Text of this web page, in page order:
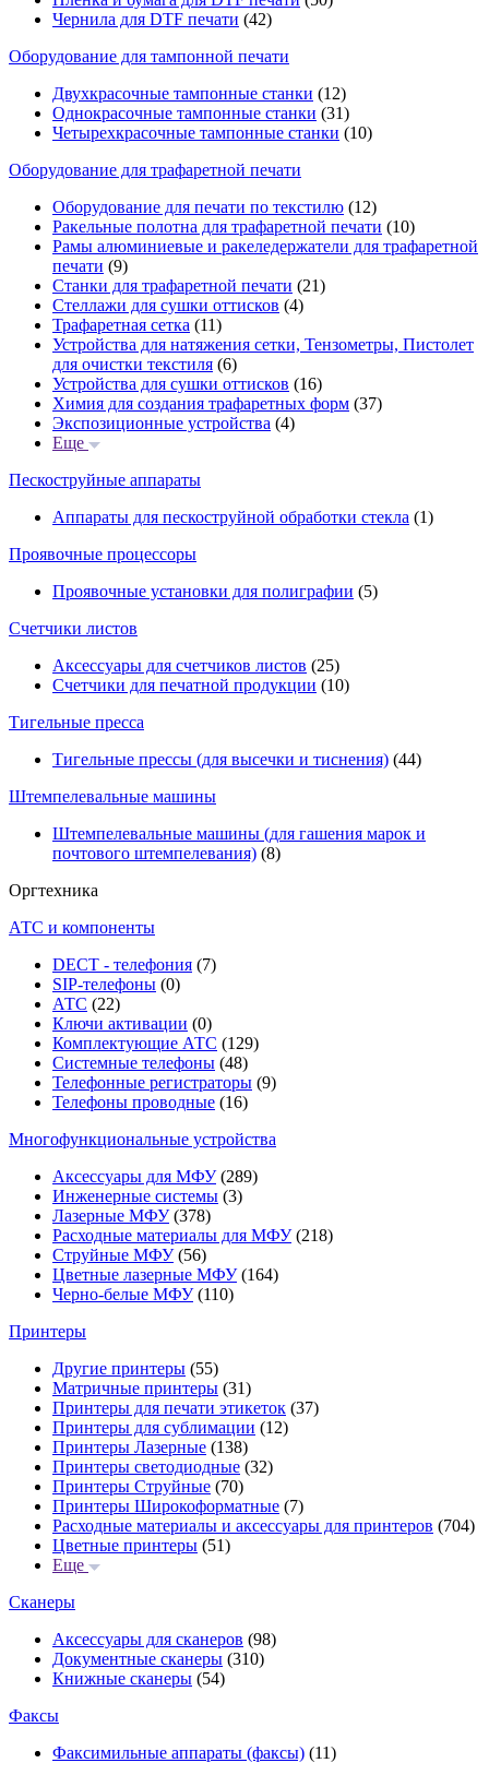
Чернила для DTF печати (42)
Оборудование для тампонной печати
Двухкрасочные тампонные станки (12)
Однокрасочные тампонные станки (31)
Четырехкрасочные тампонные станки (10)
Оборудование для трафаретной печати
Оборудование для печати по текстилю (12)
Ракельные полотна для трафаретной печати (10)
Рамы алюминиевые и ракеледержатели для трафаретной
печати (9)
Станки для трафаретной печати (21)
Стеллажи для сушки оттисков (4)
Трафаретная сетка (11)
Устройства для натяжения сетки, Тензометры, Пистолет
для очистки текстиля (6)
Устройства для сушки оттисков (16)
Химия для создания трафаретных форм (37)
Экспозиционные устройства (4)
Еще
Пескоструйные аппараты
Аппараты для пескоструйной обработки стекла (1)
Проявочные процессоры
Проявочные установки для полиграфии (5)
Счетчики листов
Аксессуары для счетчиков листов (25)
Счетчики для печатной продукции (10)
Тигельные пресса
Тигельные прессы (для высечки и тиснения) (44)
Штемпелевальные машины
Штемпелевальные машины (для гашения марок и
почтового штемпелевания) (8)
Оргтехника
АТС и компоненты
DECT - телефония (7)
SIP-телефоны (0)
АТС (22)
Ключи активации (0)
Комплектующие АТС (129)
Системные телефоны (48)
Телефонные регистраторы (9)
Телефоны проводные (16)
Многофункциональные устройства
Аксессуары для МФУ(289)
Инженерные системы (3)
Лазерные МФУ(378)
Расходные материалы для МФУ(218)
Струйные МФУ(56)
Цветные лазерные МФУ(164)
Черно-белые МФУ(110)
Принтеры
Другие принтеры (55)
Матричные принтеры (31)
Принтеры для печати этикеток (37)
Принтеры для сублимации (12)
Принтеры Лазерные (138)
Принтеры светодиодные (32)
Принтеры Струйные (70)
Принтеры Широкоформатные (7)
Расходные материалы и аксессуары для принтеров (704)
Цветные принтеры (51)
Еще
Сканеры
Аксессуары для сканеров (98)
Документные сканеры (310)
Книжные сканеры (54)
Факсы
Факсимильные аппараты (факсы) (11)